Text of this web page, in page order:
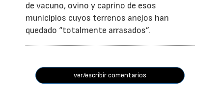
de vacuno, ovino y caprino de esos
municipios cuyos terrenos anejos han
quedado “totalmente arrasados”.
ver/escribir comentarios